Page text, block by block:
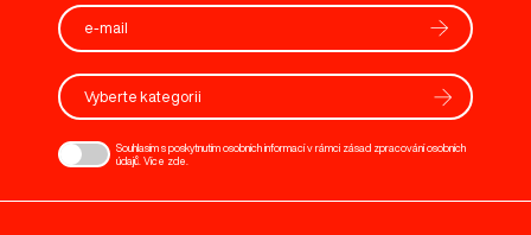
Vyberte kategorii
Souhlasím s poskytnutím osobních informací v rámci zásad zpracování osobních
údajů. Více zde